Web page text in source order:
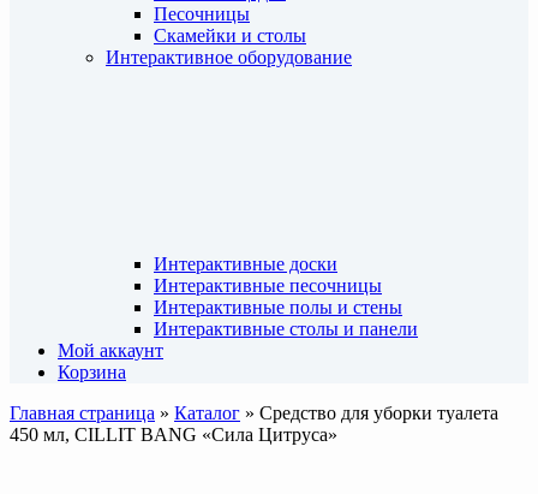
Песочницы
Скамейки и столы
Интерактивное оборудование
Интерактивные доски
Интерактивные песочницы
Интерактивные полы и стены
Интерактивные столы и панели
Мой аккаунт
Корзина
Главная страница » Каталог » Средство для уборки туалета
450 мл, CILLIT BANG «Сила Цитруса»